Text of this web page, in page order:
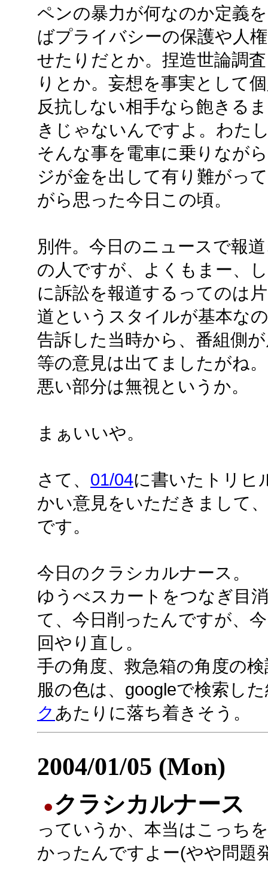
ペンの暴力が何なのか定義
ばプライバシーの保護や人
せたりだとか。捏造世論調
りとか。妄想を事実として
反抗しない相手なら飽きる
きじゃないんですよ。わた
そんな事を電車に乗りなが
ジが金を出して有り難がっ
がら思った今日この頃。
別件。今日のニュースで報
の人ですが、よくもまー、
に訴訟を報道するってのは
道というスタイルが基本な
告訴した当時から、番組側
等の意見は出てましたがね
悪い部分は無視というか。
まぁいいや。
さて、 01/04に書いたトリヒ
かい意見をいただきまして
です。
今日のクラシカルナース。
ゆうべスカートをつなぎ目
て、今日削ったんですが、
回やり直し。
手の角度、救急箱の角度の
服の色は、googleで検索し
ク あたりに落ち着きそう。
2004/01/05 (Mon)
●クラシカルナース
っていうか、本当はこっち
かったんですよー(やや問題